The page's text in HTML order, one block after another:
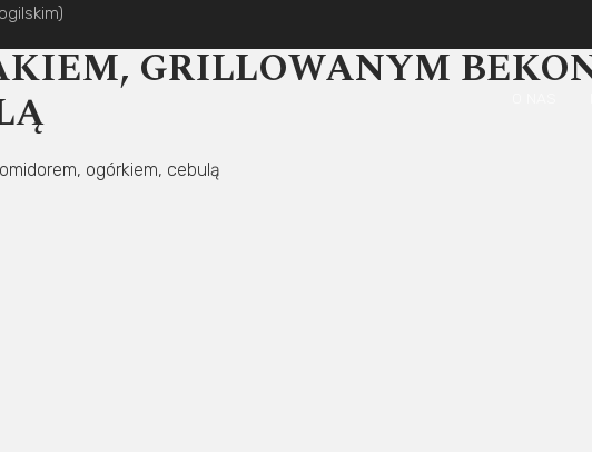
GRILLOWANYM
ogórkiem, cebulą